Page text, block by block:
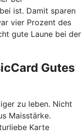
ist. Damit sparen
vier Prozent des
gute Laune bei der
Gutes
zu leben. Nicht
Maisstärke.
Karte